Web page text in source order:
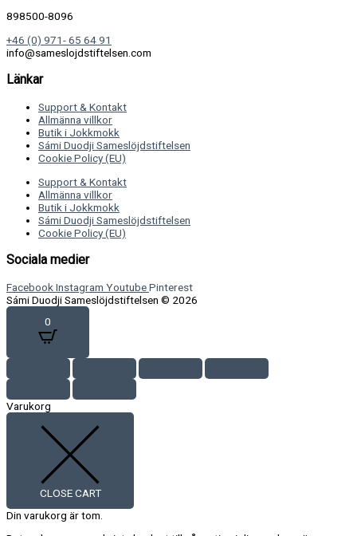
898500-8096
+46 (0) 971- 65 64 91
info@sameslojdstiftelsen.com
Länkar
Support & Kontakt
Allmänna villkor
Butik i Jokkmokk
Sámi Duodji Sameslöjdstiftelsen
Cookie Policy (EU)
Support & Kontakt
Allmänna villkor
Butik i Jokkmokk
Sámi Duodji Sameslöjdstiftelsen
Cookie Policy (EU)
Sociala medier
Facebook Instagram YoutubePinterest
Sámi Duodji Sameslöjdstiftelsen © 2026
0
Varukorg
CLOSE CART
Din varukorg är tom.